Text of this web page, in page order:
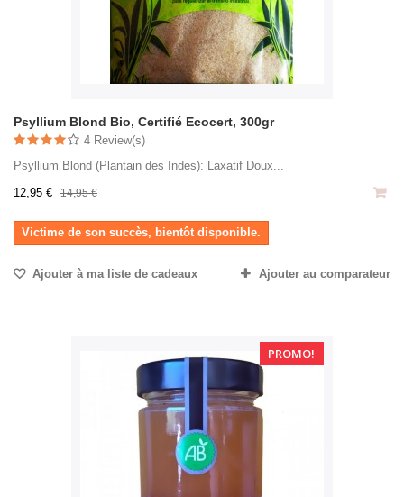
Psyllium Blond Bio, Certifié Ecocert, 300gr
4 Review(s)
Psyllium Blond (Plantain des Indes): Laxatif Doux...
12,95 €
14,95 €
Victime de son succès, bientôt disponible.
Ajouter à ma liste de cadeaux Ajouter au comparateur
PROMO!